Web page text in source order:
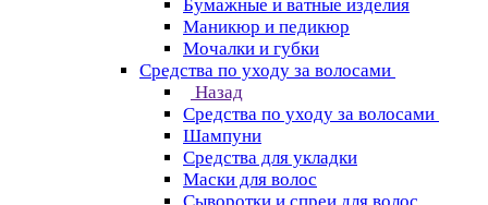
Бумажные и ватные изделия
Маникюр и педикюр
Мочалки и губки
Средства по уходу за волосами
Назад
Средства по уходу за волосами
Шампуни
Средства для укладки
Маски для волос